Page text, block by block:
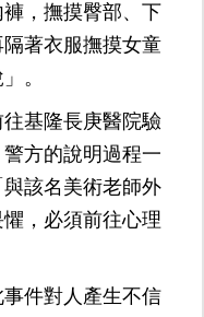
，撫摸臀部、下
著衣服撫摸女童
。
基隆長庚醫院驗
方的說明過程一
該名美術老師外
，必須前往心理
件對人產生不信